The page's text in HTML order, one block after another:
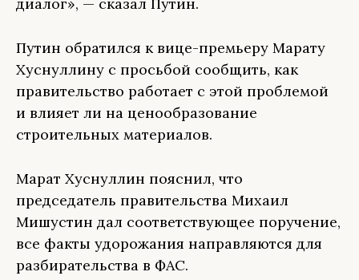
Путин обратился к вице-премьеру Марату
Хуснуллину с просьбой сообщить, как
правительство работает с этой проблемой
и влияет ли на ценообразование
строительных материалов.
Марат Хуснуллин пояснил, что
председатель правительства Михаил
Мишустин дал соответствующее поручение,
все факты удорожания направляются для
разбирательства в ФАС.